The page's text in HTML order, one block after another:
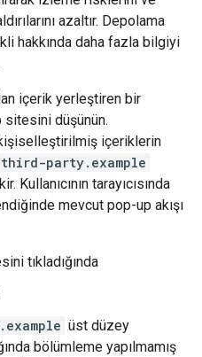
azaltır. Depolama
hakkında daha fazla bilgiyi
içerik yerleştiren bir
sitesini düşünün.
içeriklerin
third-party.example
Kullanıcının tarayıcısında
mevcut pop-up akışı
tıkladığında
üst düzey
bölümleme yapılmamış